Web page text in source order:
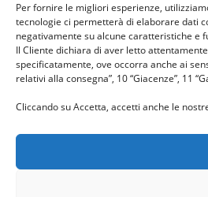
Per fornire le migliori esperienze,
tecnologie ci permetterà di elaborare dati
negativamente su alcune caratteristiche e
Il Cliente dichiara di aver letto
specificatamente, ove occorra anche ai
relativi alla consegna”, 10 “Giacenze”, 11
Cliccando su Accetta, accetti anche le